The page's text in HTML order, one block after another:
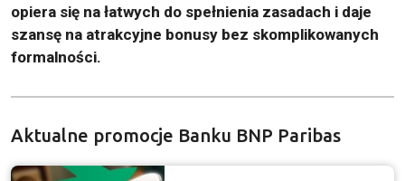
opiera się na łatwych do spełnienia zasadach i daje
szansę na atrakcyjne bonusy bez skomplikowanych
formalności.
Aktualne promocje Banku BNP Paribas